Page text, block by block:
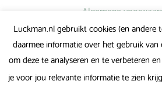
Algemene
Privacy verklaring
Veel gestelde
Luckman.nl gebruikt cookies (en andere
daarmee informatie over het gebruik
om deze te analyseren en te verbeteren
je voor jou relevante informatie te zien